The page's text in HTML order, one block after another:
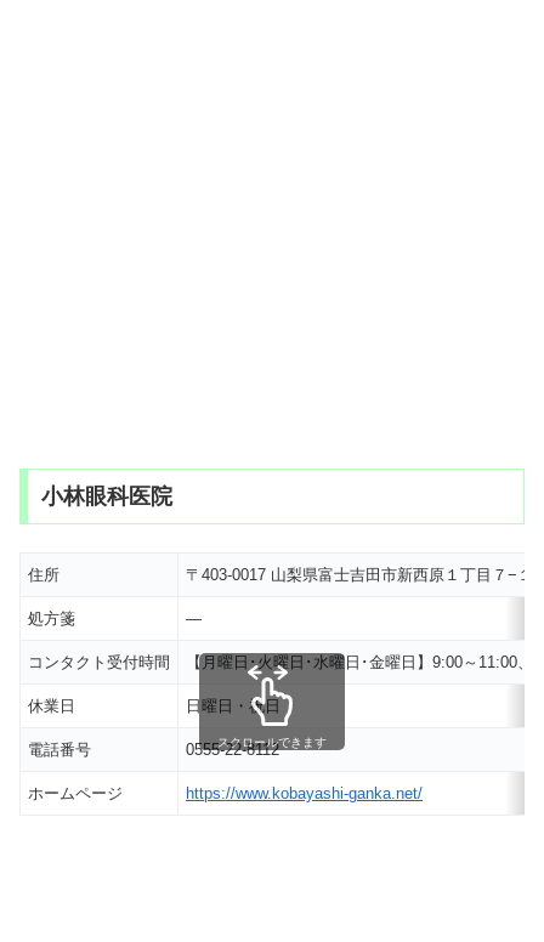
小林眼科医院
住所 〒403-0017 山梨県富士吉田市新西原１丁目７−
処方箋 ―
コンタクト受付時間 【月曜日･火曜日･水曜日･金曜日】9:00～11:00
休業日 日曜日・祝日
電話番号 0555-22-8112
ホームページ https://www.kobayashi-ganka.net/
スクロールできます